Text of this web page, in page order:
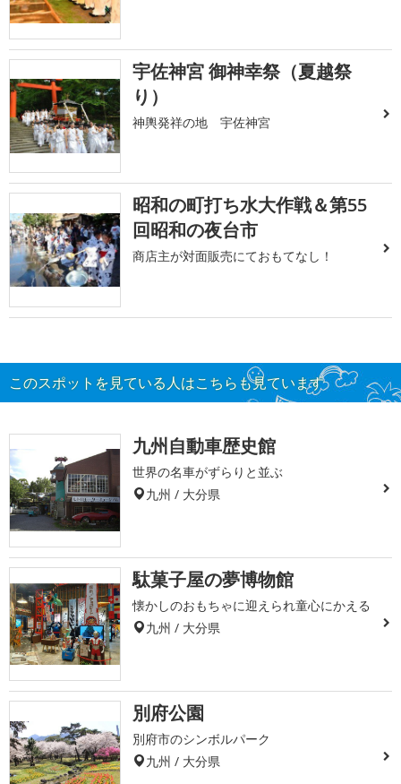
宇佐神宮 御神幸祭（夏越祭
り）
神輿発祥の地 宇佐神宮
昭和の町打ち水大作戦＆第55
回昭和の夜台市
商店主が対面販売にておもてなし！
このスポットを見ている人はこちらも見ています
九州自動車歴史館
世界の名車がずらりと並ぶ
九州 / 大分県
駄菓子屋の夢博物館
懐かしのおもちゃに迎えられ童心にかえる
九州 / 大分県
別府公園
別府市のシンボルパーク
九州 / 大分県